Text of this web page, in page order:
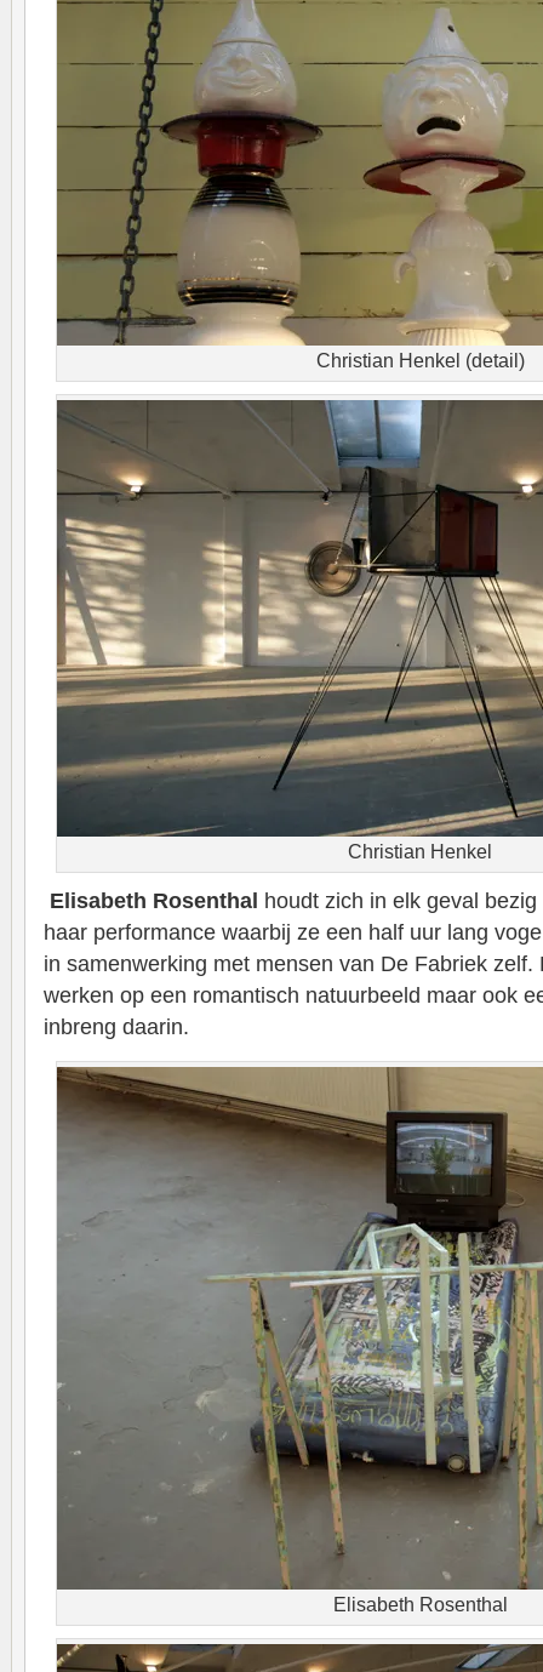
Christian Henkel (detail)
Christian Henkel
Elisabeth Rosenthal houdt zich in elk geval
haar performance waarbij ze een half uur lang
in samenwerking met mensen van De Fabriek zelf.
werken op een romantisch natuurbeeld maar ook
inbreng daarin.
Elisabeth Rosenthal